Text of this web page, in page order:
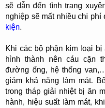
sẽ dẫn đến tình trạng
nghiệp sẽ mất nhiều chi phí
kiện.
Khi các bộ phận kim loại
hình thành nên cáu cặn
đường ống, hệ thống
giảm khả năng làm mát.
trong tháp giải nhiệt bị ăn
hành, hiệu suất làm mát,